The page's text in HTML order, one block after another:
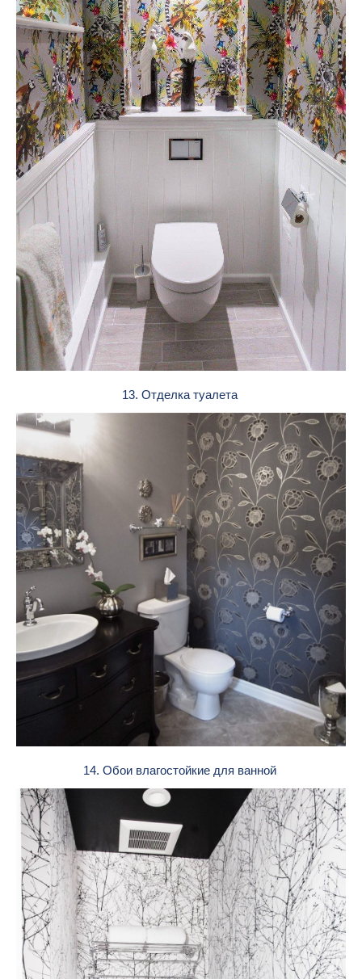
13. Отделка туалета
14. Обои влагостойкие для ванной